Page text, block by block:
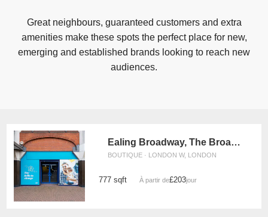
Great neighbours, guaranteed customers and extra
amenities make these spots the perfect place for new,
emerging and established brands looking to reach new
audiences.
Ealing Broadway, The Broadway - Blue Store
BOUTIQUE · LONDON W, LONDON
777 sqft À partir de£203/jour